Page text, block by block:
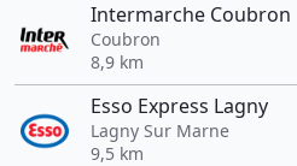
Intermarche Coubron
Coubron
8,9 km
Esso Express Lagny
Lagny Sur Marne
9,5 km